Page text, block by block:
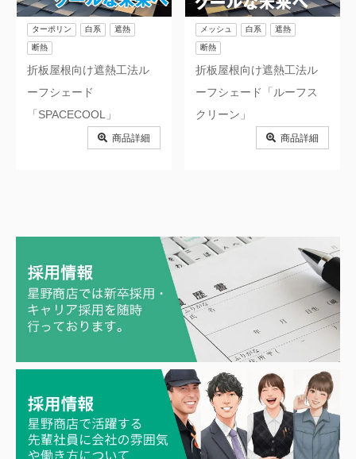
折板屋根向け遮熱工法ル
ーフシェード
「SPACECOOL」
ターポリン 白系 遮熱
断熱
商品詳細
折板屋根向け遮熱工法ル
ーフシェード「ルーフス
クリーン」
メッシュ 白系 遮熱
断熱
商品詳細